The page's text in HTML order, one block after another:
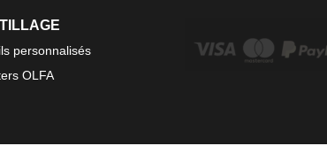
personnalisés
OLFA